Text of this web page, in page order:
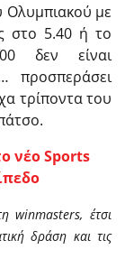
Ολυμπιακού με
στο 5.40 ή το
δεν είναι
προσπεράσει
τρίποντα του
νέο Sports
winmasters, έτσι
δράση και τις